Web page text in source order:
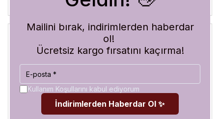
Blue Abyss
Hilal A.
Satın Alınmış
Görür görmez çok beğendim. Hem desen olarak çok şık
hem de koruma olarak çok güvenilir. Ayrıca hızlı kargolama
için teşekkürler
Mailini bırak, indirimlerden haberdar
ol!
Ücretsiz kargo fırsatını kaçırma!
Kullanım Koşullarını kabul ediyorum
İndirimlerden Haberdar Ol ✨